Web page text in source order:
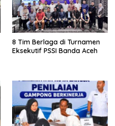
8 Tim Berlaga di Turnamen
Eksekutif PSSI Banda Aceh